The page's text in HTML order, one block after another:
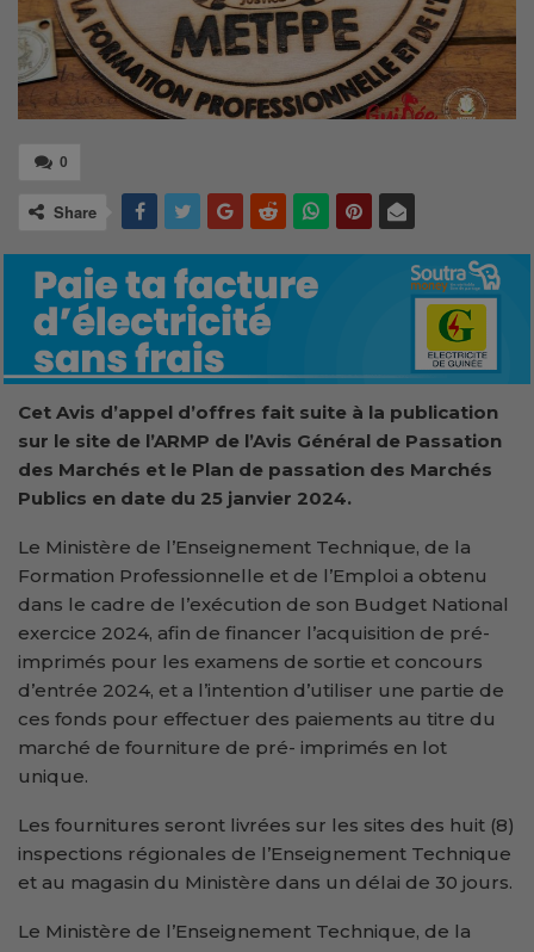
0
Share
Cet Avis d’appel d’offres fait suite à la publication
sur le site de l’ARMP de l’Avis Général de Passation
des Marchés et le Plan de passation des Marchés
Publics en date du 25 janvier 2024.
Le Ministère de l’Enseignement Technique, de la
Formation Professionnelle et de l’Emploi a obtenu
dans le cadre de l’exécution de son Budget National
exercice 2024, afin de financer l’acquisition de pré-
imprimés pour les examens de sortie et concours
d’entrée 2024, et a l’intention d’utiliser une partie de
ces fonds pour effectuer des paiements au titre du
marché de fourniture de pré- imprimés en lot
unique.
Les fournitures seront livrées sur les sites des huit (8)
inspections régionales de l’Enseignement Technique
et au magasin du Ministère dans un délai de 30 jours.
Le Ministère de l’Enseignement Technique, de la